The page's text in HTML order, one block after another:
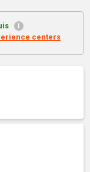
centers